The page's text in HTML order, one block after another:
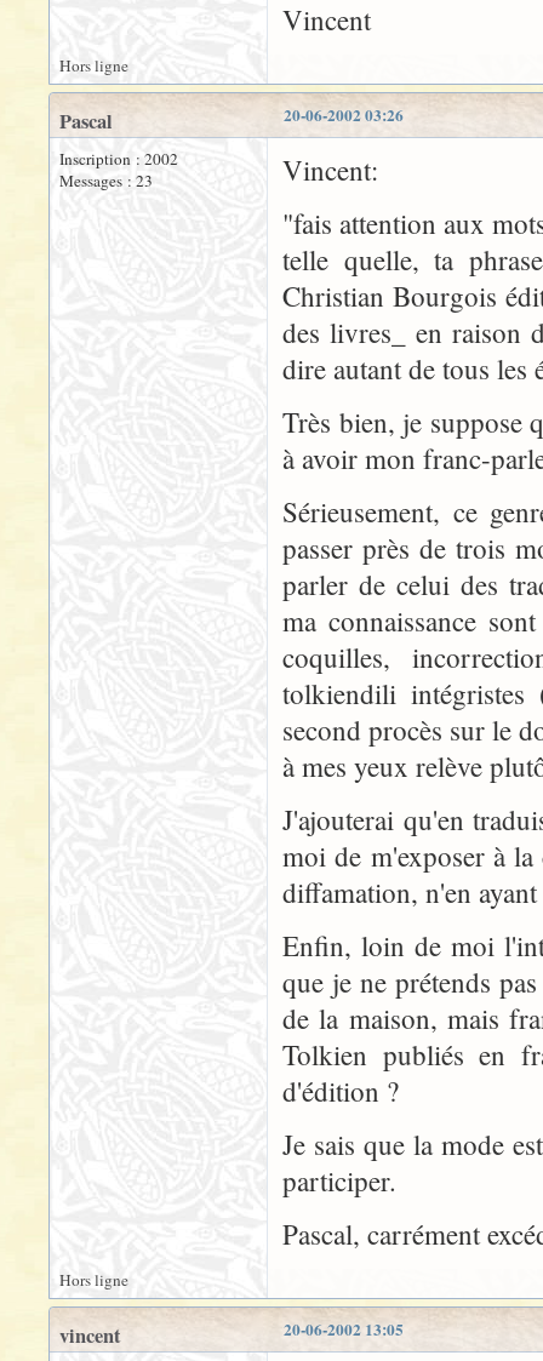
Vincent
Hors ligne
20-06-2002 03:26
Pascal
Inscription : 2002
Messages : 23
Vincent:
"fais attention aux
telle quelle, ta
Christian Bourgois
des livres_ en raison
dire autant de tous les
Très bien, je suppose
à avoir mon franc-
Sérieusement, ce
passer près de trois
parler de celui des
ma connaissance
coquilles,
tolkiendili
second procès sur le
à mes yeux relève
J'ajouterai qu'en
moi de m'exposer à
diffamation, n'en
Enfin, loin de moi
que je ne prétends
de la maison, mais
Tolkien publiés en
d'édition ?
Je sais que la mode
participer.
Pascal, carrément
Hors ligne
20-06-2002 13:05
vincent